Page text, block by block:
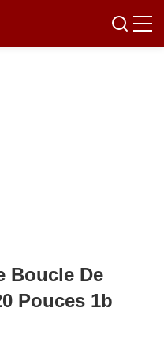
Boucle De
Pouces 1b